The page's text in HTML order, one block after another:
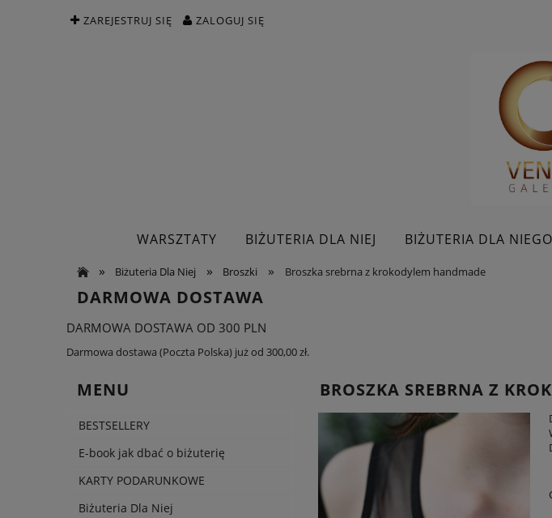
ZAREJESTRUJ SIĘ ZALOGUJ SIĘ
WARSZTATY BIŻUTERIA DLA NIEJ BIŻUTERIA DLA NIEGO
BESTSELLERY
» Biżuteria Dla Niej » Broszki » Broszka srebrna z krokodylem handmade
DARMOWA DOSTAWA
DARMOWA DOSTAWA OD 300 PLN
Darmowa dostawa (Poczta Polska) już od 300,00 zł.
MENU
BESTSELLERY
E-book jak dbać o biżuterię
KARTY PODARUNKOWE
Biżuteria Dla Niej
BROSZKA SREBRNA Z